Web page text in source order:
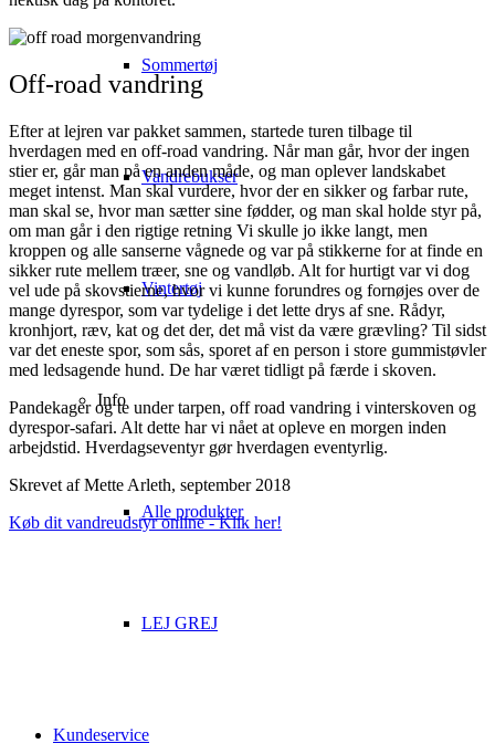
Sommertøj
Vandrebukser
Vintertøj
Info
Alle produkter
LEJ GREJ
Kundeservice
Off-road vandring
Efter at lejren var pakket sammen, startede turen tilbage til
hverdagen med en off-road vandring. Når man går, hvor der ingen
stier er, går man på en anden måde, og man oplever landskabet
meget intenst. Man skal vurdere, hvor der en sikker og farbar rute,
man skal se, hvor man sætter sine fødder, og man skal holde styr på,
om man går i den rigtige retning Vi skulle jo ikke langt, men
kroppen og alle sanserne vågnede og var på stikkerne for at finde en
sikker rute mellem træer, sne og vandløb. Alt for hurtigt var vi dog
vel ude på skovstierne, hvor vi kunne forundres og fornøjes over de
mange dyrespor, som var tydelige i det lette drys af sne. Rådyr,
kronhjort, ræv, kat og det der, det må vist da være grævling? Til sidst
var det eneste spor, som sås, sporet af en person i store gummistøvler
med ledsagende hund. De har været tidligt på færde i skoven.
Pandekager og te under tarpen, off road vandring i vinterskoven og
dyrespor-safari. Alt dette har vi nået at opleve en morgen inden
arbejdstid. Hverdagseventyr gør hverdagen eventyrlig.
Skrevet af Mette Arleth, september 2018
Køb dit vandreudstyr online - Klik her!